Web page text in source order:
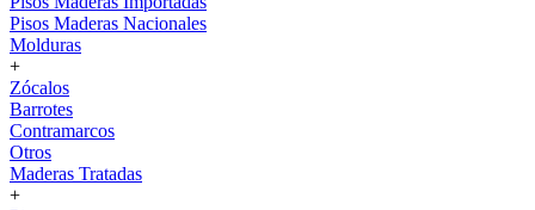
Pisos Maderas Nacionales
Molduras
+
Zócalos
Barrotes
Contramarcos
Otros
Maderas Tratadas
+